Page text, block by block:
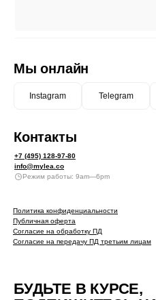
+7 (495) 128-97-80
info@mylea.co
Режим работы: 9am—6pm
Политика конфиденциальности
Публичная оферта
Согласие на обработку ПД
Согласие на передачу ПД третьим лицам
Контакты
Мы онлайн
БУДЬТЕ В КУРСЕ,
Instagram Telegram